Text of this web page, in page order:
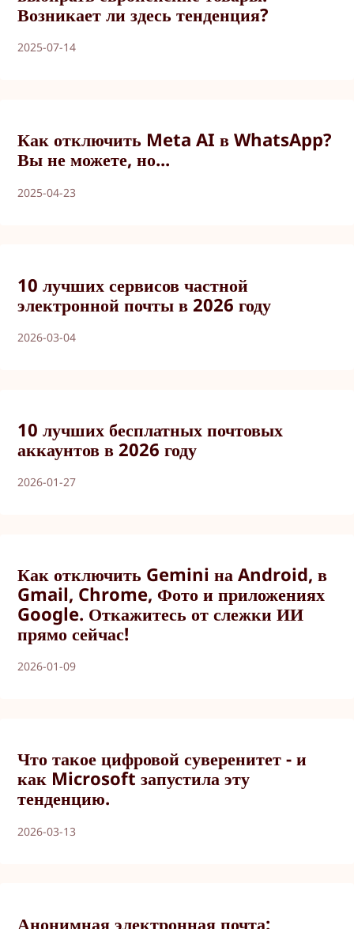
Возникает ли здесь тенденция?
2025-07-14
Как отключить Meta AI в WhatsApp?
Вы не можете, но...
2025-04-23
10 лучших сервисов частной
электронной почты в 2026 году
2026-03-04
10 лучших бесплатных почтовых
аккаунтов в 2026 году
2026-01-27
Как отключить Gemini на Android, в
Gmail, Chrome, Фото и приложениях
Google. Откажитесь от слежки ИИ
прямо сейчас!
2026-01-09
Что такое цифровой суверенитет - и
как Microsoft запустила эту
тенденцию.
2026-03-13
Анонимная электронная почта: